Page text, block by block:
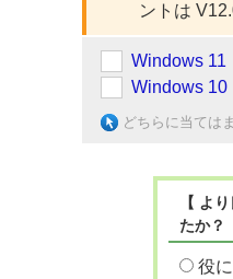
ントは
Windows 11
Windows 10
どちらに当ては
【 よ
たか？
役